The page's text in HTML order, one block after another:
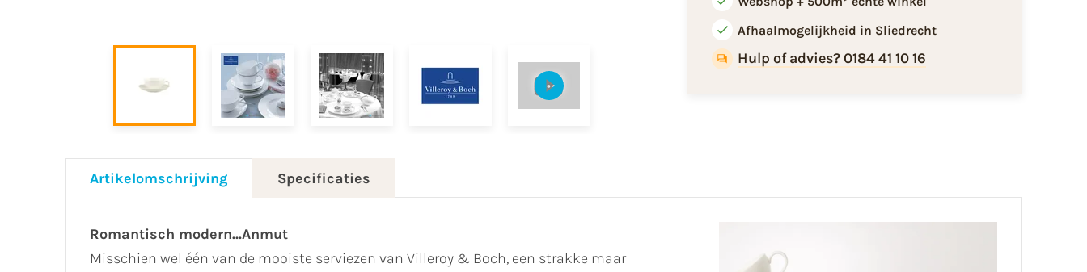
Afhaalmogelijkheid in Sliedrecht
Hulp of advies? 0184 41 10 16
Artikelomschrijving Specificaties
Romantisch modern…Anmut
Misschien wel één van de mooiste serviezen van Villeroy & Boch, een strakke maar